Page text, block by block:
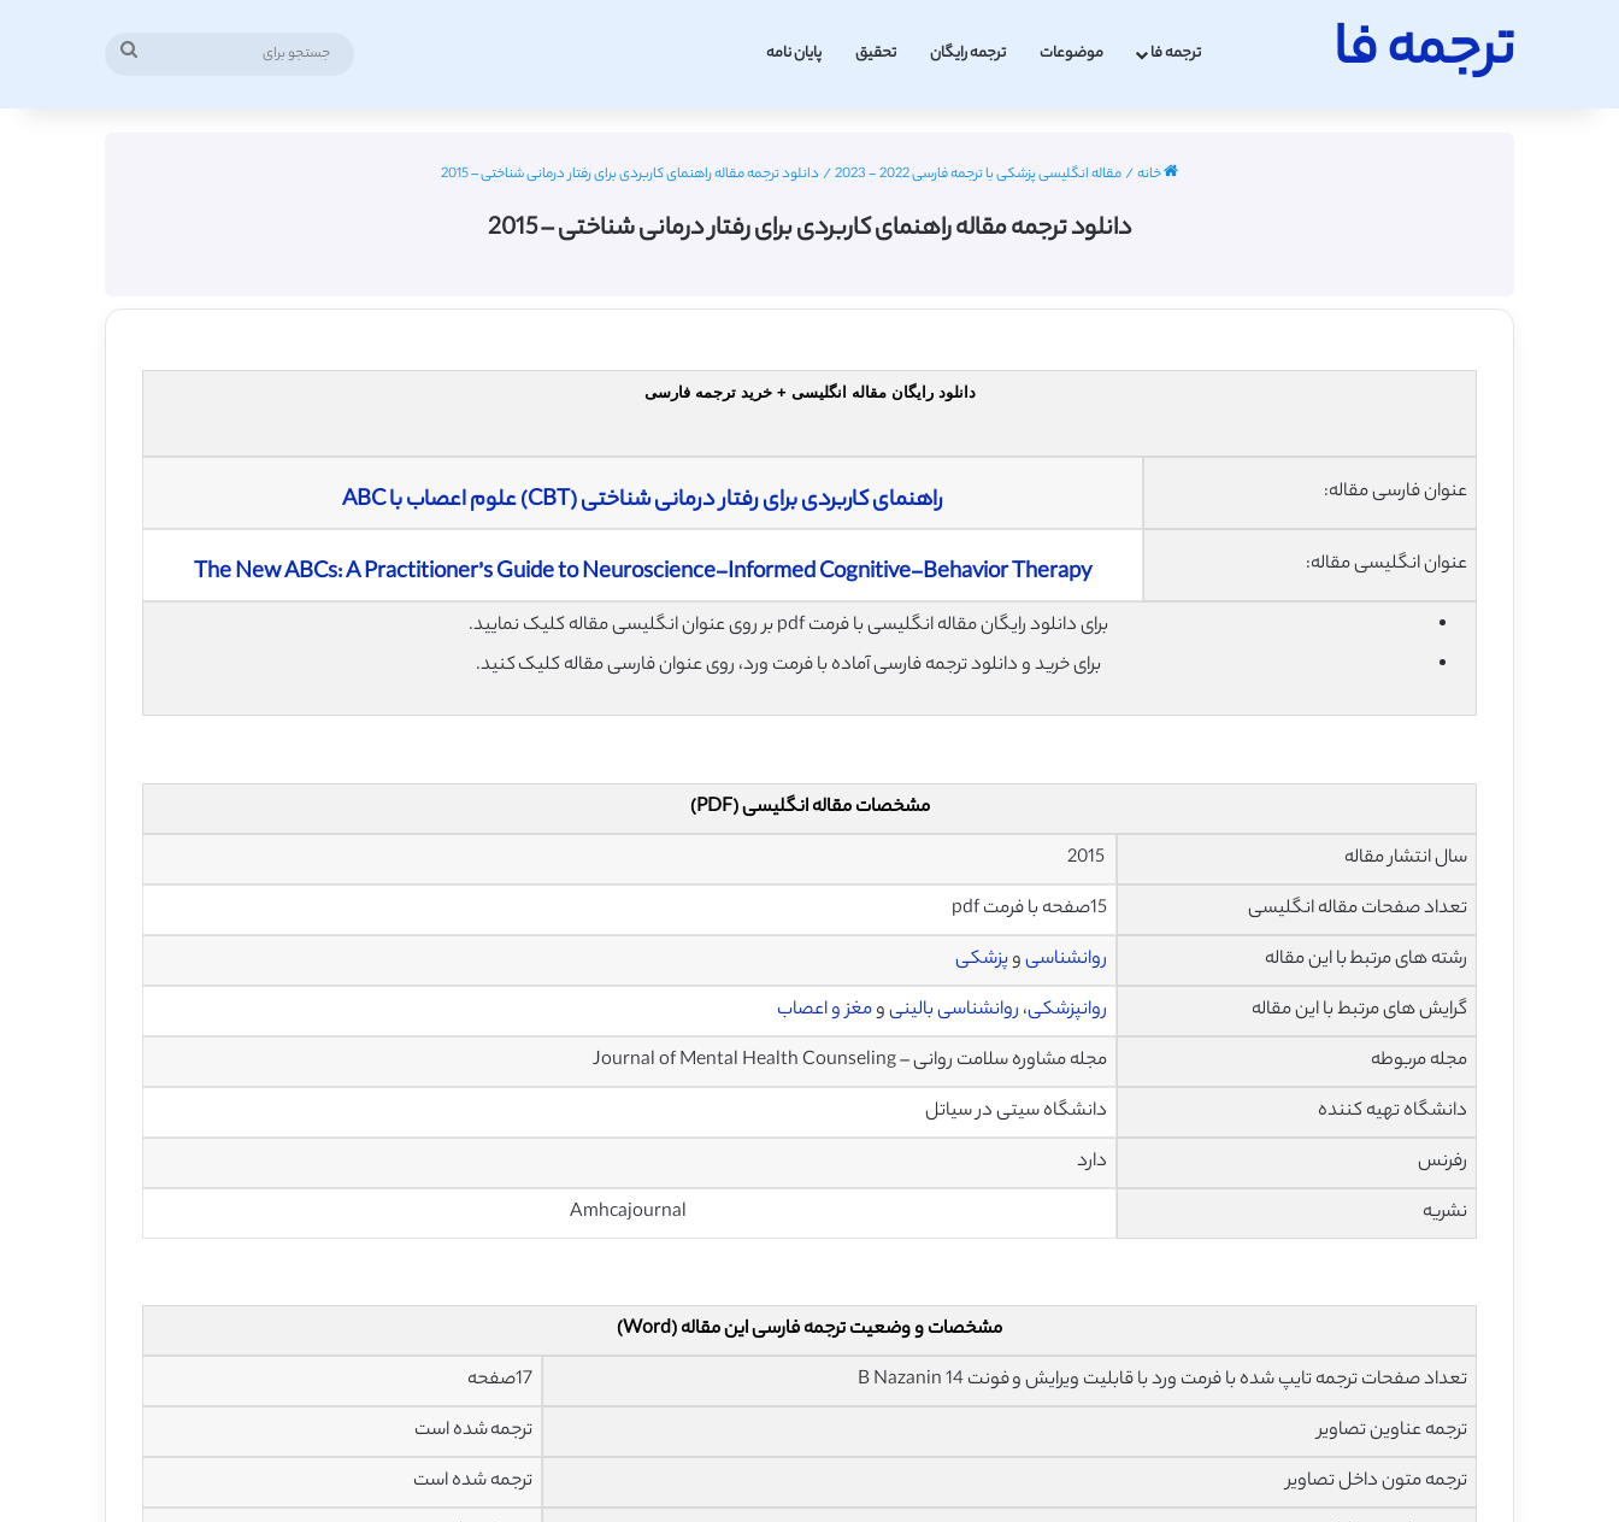
ترجمه فا ترجمه فا موضوعات ترجمه رایگان تحقیق پایان نامه
خانه/مقاله انگلیسی پزشکی با ترجمه فارسی 2022 - 2023 / دانلود ترجمه مقاله راهنمای کاربردی برای رفتار درمانی شناختی – 2015
دانلود ترجمه مقاله راهنمای کاربردی برای رفتار درمانی شناختی – 2015
دانلود رایگان مقاله انگلیسی + خرید ترجمه فارسی
عنوان فارسی مقاله: راهنمای کاربردی برای رفتار درمانی شناختی (CBT) علوم اعصاب با ABC
عنوان انگلیسی مقاله: The New ABCs: A Practitioner’s Guide to Neuroscience-Informed Cognitive-Behavior Therapy
برای دانلود رایگان مقاله انگلیسی با فرمت pdf بر روی عنوان انگلیسی مقاله کلیک نمایید.
برای خرید و دانلود ترجمه فارسی آماده با فرمت ورد، روی عنوان فارسی مقاله کلیک کنید.
مشخصات مقاله انگلیسی (PDF)
سال انتشار مقاله
تعداد صفحات مقاله انگلیسی
15صفحه با فرمت pdf
رشته های مرتبط با این مقاله
روانشناسیوپزشکی
گرایش های مرتبط با این مقاله
روانپزشکی، روانشناسی بالینیومغز و اعصاب
مجله مربوطه
مجله مشاوره سلامت روانی – Journal of Mental Health Counseling
دانشگاه تهیه کننده
دانشگاه سیتی در سیاتل
رفرنس
دارد
نشریه
مشخصات و وضعیت ترجمه فارسی این مقاله (Word)
تعداد صفحات ترجمه تایپ شده با فرمت ورد با قابلیت ویرایش و فونت 14 B Nazanin
17صفحه
ترجمه عناوین تصاویر
ترجمه شده است
ترجمه متون داخل تصاویر
ترجمه شده است